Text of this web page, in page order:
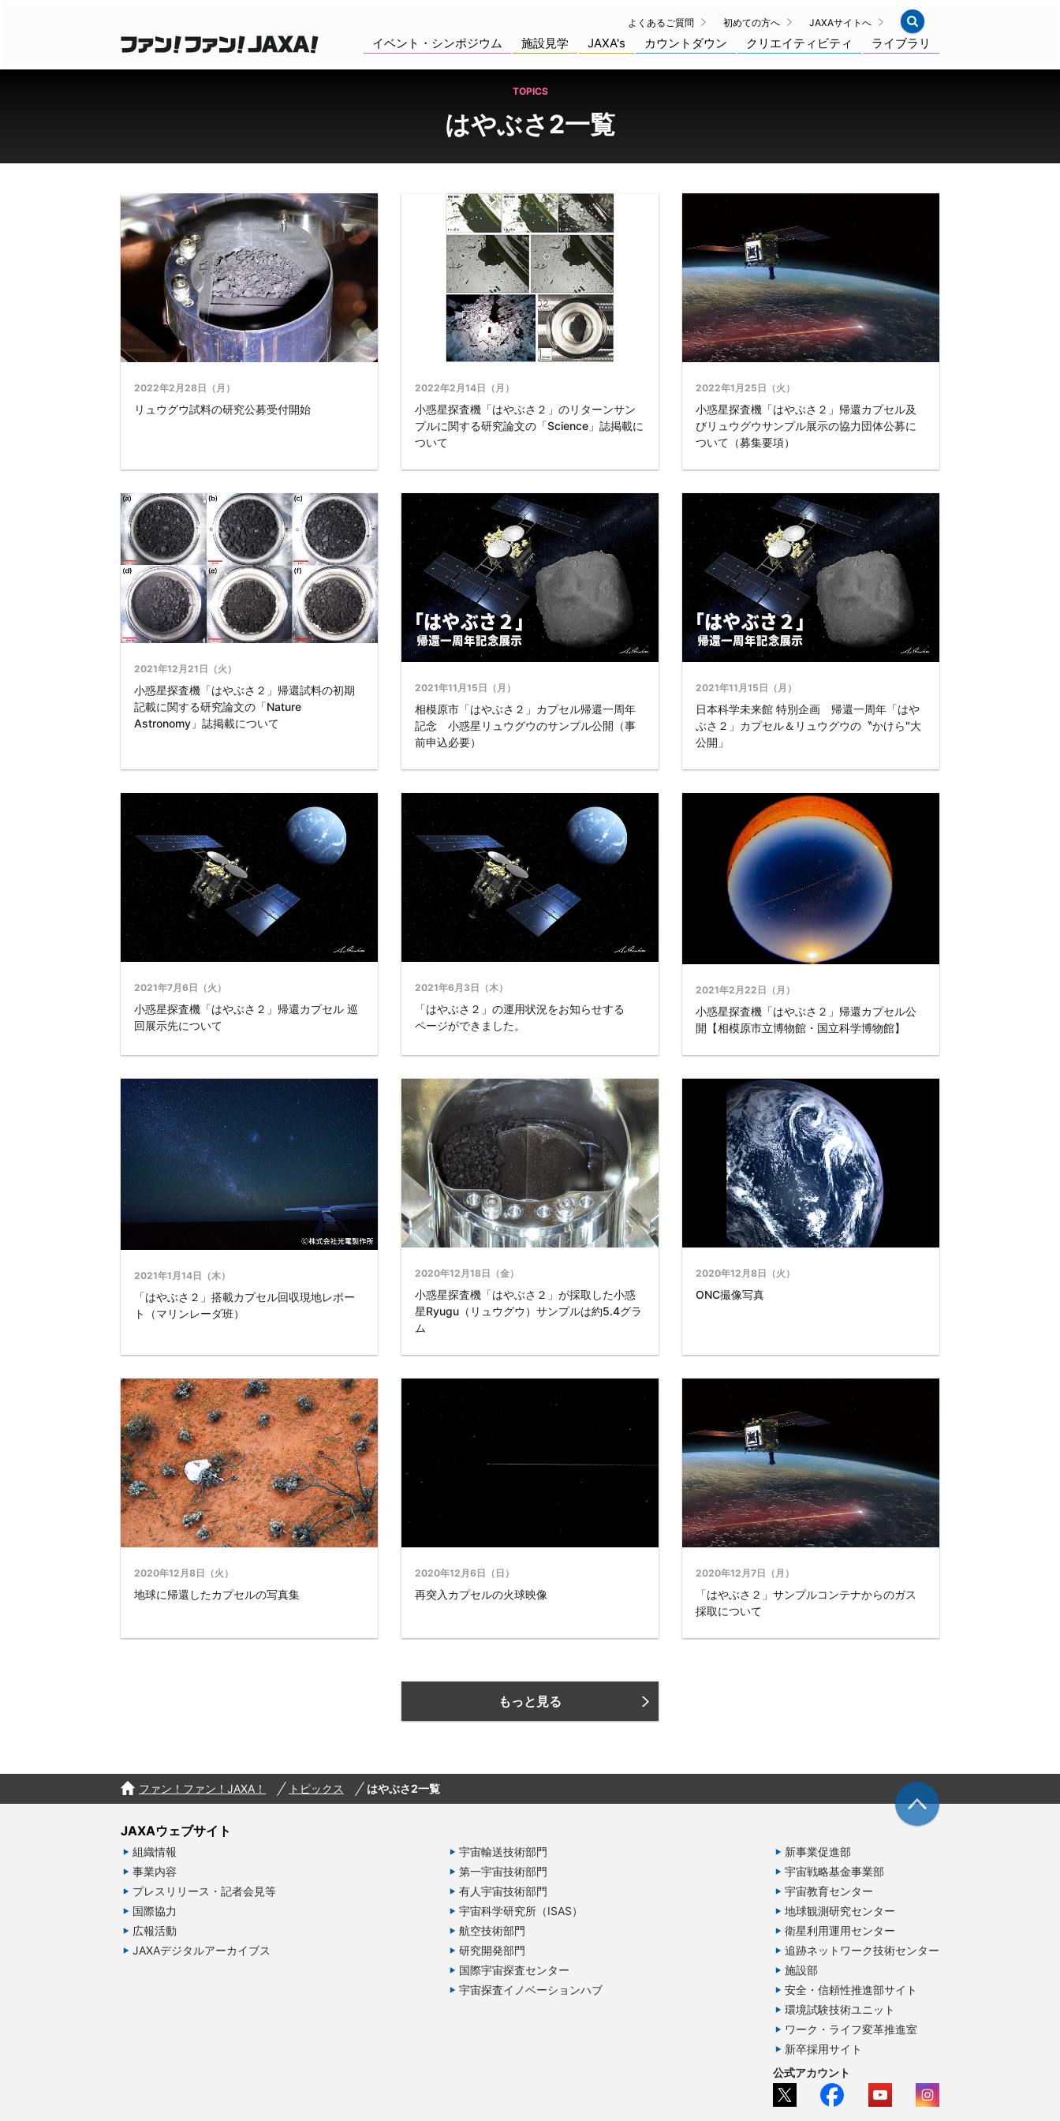
よくあるご質問 初めての方へ JAXAサイトへ
イベント・シンポジウム 施設見学 JAXA's カウントダウン クリエイティビティ ライブラリ
TOPICS
はやぶさ2一覧
2022年2月28日（月）
リュウグウ試料の研究公募受付開始
2022年2月14日（月）
小惑星探査機「はやぶさ２」のリターンサン
プルに関する研究論文の「Science」誌掲載に
ついて
2022年1月25日（火）
小惑星探査機「はやぶさ２」帰還カプセル及
びリュウグウサンプル展示の協力団体公募に
ついて（募集要項）
2021年12月21日（火）
小惑星探査機「はやぶさ２」帰還試料の初期
記載に関する研究論文の「Nature
Astronomy」誌掲載について
2021年11月15日（月）
相模原市「はやぶさ２」カプセル帰還一周年
記念 小惑星リュウグウのサンプル公開（事
前申込必要）
2021年11月15日（月）
日本科学未来館 特別企画 帰還一周年「はや
ぶさ２」カプセル＆リュウグウの〝かけら″大
公開」
2021年7月6日（火）
小惑星探査機「はやぶさ２」帰還カプセル 巡
回展示先について
2021年6月3日（木）
「はやぶさ２」の運用状況をお知らせする
ページができました。
2021年2月22日（月）
小惑星探査機「はやぶさ２」帰還カプセル公
開【相模原市立博物館・国立科学博物館】
2021年1月14日（木）
「はやぶさ２」搭載カプセル回収現地レポー
ト（マリンレーダ班）
2020年12月18日（金）
小惑星探査機「はやぶさ２」が採取した小惑
星Ryugu（リュウグウ）サンプルは約5.4グラ
ム
2020年12月8日（火）
ONC撮像写真
2020年12月8日（火）
地球に帰還したカプセルの写真集
2020年12月6日（日）
再突入カプセルの火球映像
2020年12月7日（月）
「はやぶさ２」サンプルコンテナからのガス
採取について
もっと見る
ファン！ファン！JAXA！ トピックス はやぶさ2一覧
JAXAウェブサイト
組織情報
事業内容
プレスリリース・記者会見等
国際協力
広報活動
JAXAデジタルアーカイブス
宇宙輸送技術部門
第一宇宙技術部門
有人宇宙技術部門
宇宙科学研究所（ISAS）
航空技術部門
研究開発部門
国際宇宙探査センター
宇宙探査イノベーションハブ
新事業促進部
宇宙戦略基金事業部
宇宙教育センター
地球観測研究センター
衛星利用運用センター
追跡ネットワーク技術センター
施設部
安全・信頼性推進部サイト
環境試験技術ユニット
ワーク・ライフ変革推進室
新卒採用サイト
公式アカウント